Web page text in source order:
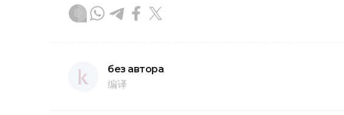
без автора
编译